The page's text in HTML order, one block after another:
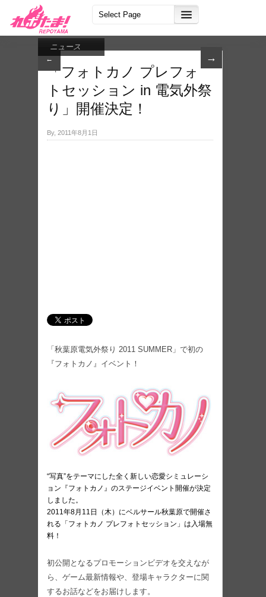
← →
ニュース
「フォトカノ プレフォ
トセッション in 電気外祭
り」開催決定！
By, 2011年8月1日
「秋葉原電気外祭り 2011 SUMMER」で初の
『フォトカノ』イベント！
“写真”をテーマにした全く新しい恋愛シミュレーシ
ョン『フォトカノ』のステージイベント開催が決定
しました。
2011年8月11日（木）にベルサール秋葉原で開催さ
れる「フォトカノ プレフォトセッション」は入場無
料！
初公開となるプロモーションビデオを交えなが
ら、ゲーム最新情報や、登場キャラクターに関
するお話などをお届けします。